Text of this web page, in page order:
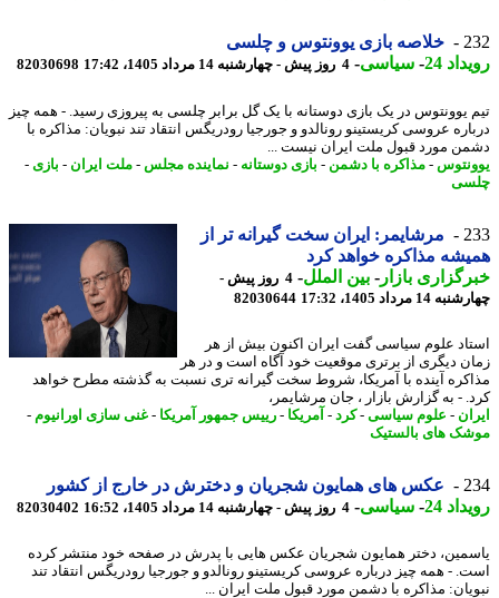
خلاصه بازی یوونتوس و چلسی
24
-سیاسی-4 روز پیش - چهارشنبه 14 مرداد 1405، 17:42 82030698
یوونتوس در یک بازی دوستانه با یک گل برابر چلسی به پیروزی رسید. - همه چیز
عروسی کریستینو رونالدو و جورجیا رودریگس انتقاد تند نبویان: مذاکره با
مورد قبول ملت ایران نیست ...
-مذاکره با دشمن-بازی دوستانه-نماینده مجلس-ملت ایران - بازی -
مرشایمر: ایران سخت گیرانه تر از
مذاکره خواهد کرد
بازار- بین الملل-
4 روز پیش -
مرداد 1405، 17:32
82030644
علوم سیاسی گفت ایران اکنون بیش از هر
دیگری از برتری موقعیت خود آگاه است و در هر
آینده با آمریکا، شروط سخت گیرانه تری نسبت به گذشته مطرح خواهد
- به گزارش بازار ، جان مرشایمر،
- علوم سیاسی-کرد-آمریکا- رییس جمهور آمریکا- غنی سازی اورانیوم
-
های بالستیک
عکس های همایون شجریان و دخترش در خارج از کشور
24
-سیاسی-4 روز پیش - چهارشنبه 14 مرداد 1405، 16:52 82030402
دختر همایون شجریان عکس هایی با پدرش در صفحه خود منتشر کرده
- همه چیز درباره عروسی کریستینو رونالدو و جورجیا رودریگس انتقاد تند
مذاکره با دشمن مورد قبول ملت ایران ...